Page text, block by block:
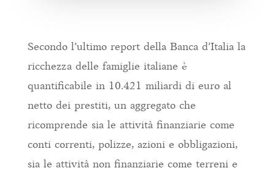
Secondo l’ultimo report della Banca d’Italia la
ricchezza delle famiglie italiane è
quantificabile in 10.421 miliardi di euro al
netto dei prestiti, un aggregato che
ricomprende sia le attività finanziarie come
conti correnti, polizze, azioni e obbligazioni,
sia le attività non finanziarie come terreni e